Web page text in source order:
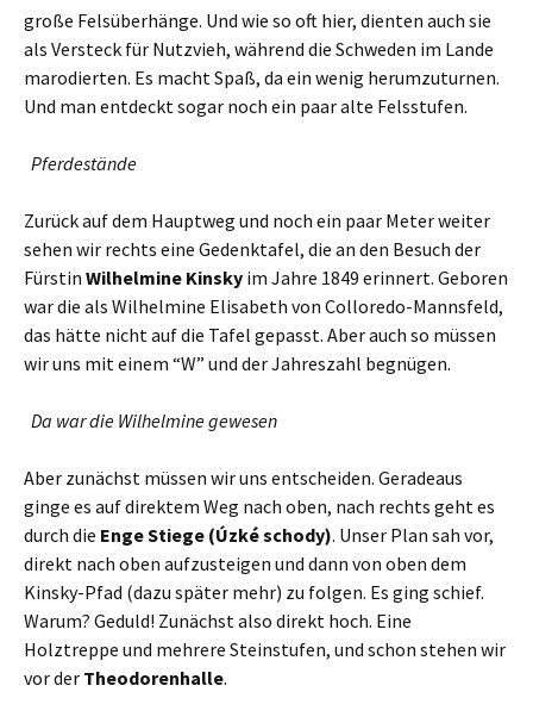
große Felsüberhänge. Und wie so oft hier, dienten auch sie
als Versteck für Nutzvieh, während die Schweden im Lande
marodierten. Es macht Spaß, da ein wenig herumzuturnen.
Und man entdeckt sogar noch ein paar alte Felsstufen.
Pferdestände
Zurück auf dem Hauptweg und noch ein paar Meter weiter
sehen wir rechts eine Gedenktafel, die an den Besuch der
Fürstin Wilhelmine Kinsky im Jahre 1849 erinnert. Geboren
war die als Wilhelmine Elisabeth von Colloredo-Mannsfeld,
das hätte nicht auf die Tafel gepasst. Aber auch so müssen
wir uns mit einem “W” und der Jahreszahl begnügen.
Da war die Wilhelmine gewesen
Aber zunächst müssen wir uns entscheiden. Geradeaus
ginge es auf direktem Weg nach oben, nach rechts geht es
durch die Enge Stiege (Úzké schody). Unser Plan sah vor,
direkt nach oben aufzusteigen und dann von oben dem
Kinsky-Pfad (dazu später mehr) zu folgen. Es ging schief.
Warum? Geduld! Zunächst also direkt hoch. Eine
Holztreppe und mehrere Steinstufen, und schon stehen wir
vor der Theodorenhalle.